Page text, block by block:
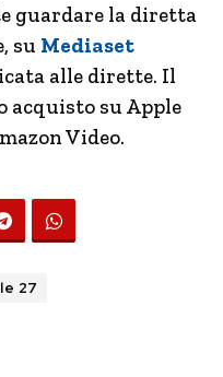
guardare la diretta
su Mediaset
alle dirette. Il
acquisto su Apple
Video.
27